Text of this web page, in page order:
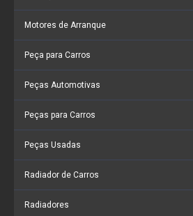
Motores de Arranque
Peça para Carros
Peças Automotivas
Peças para Carros
Peças Usadas
Radiador de Carros
Radiadores